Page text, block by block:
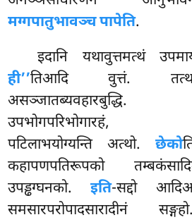
मग्गपातुभावञ्च पापेति.
इदानि यथावुत्तमत्थं
ही’’तिआदि वुत्तं.
उपभोगपरिभोगारहं,
पटिलाभयोग्यन्ति अत्थो. छेको
कहापणपतिरूपको
उपड्ढग्घनको.इति-सद्दो
समसारपरोपादसारादीनं